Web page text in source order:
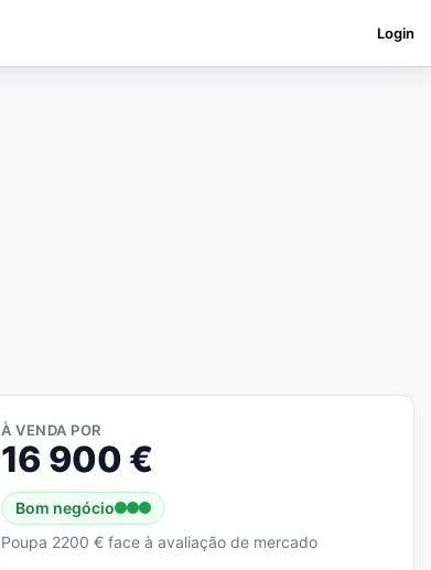
Login
À VENDA POR
16 900 €
Bom negócio
Poupa 2200 € face à avaliação de mercado